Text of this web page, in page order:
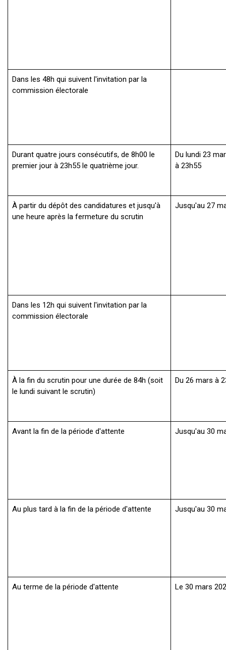
Dans les 48h qui suivent l'invitation par la
commission électorale
Durant quatre jours consécutifs, de 8h00 le
premier jour à 23h55 le quatrième jour.
Du lundi 23
à 23h55
À partir du dépôt des candidatures et jusqu'à
une heure après la fermeture du scrutin
Jusqu'au 27
Dans les 12h qui suivent l'invitation par la
commission électorale
À la fin du scrutin pour une durée de 84h (soit
le lundi suivant le scrutin)
Du 26 mars à
Avant la fin de la période d'attente Jusqu'au 30
Au plus tard à la fin de la période d'attente Jusqu'au 30
Au terme de la période d'attente Le 30 mars